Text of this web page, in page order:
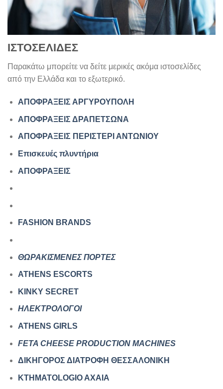
ΙΣΤΟΣΕΛΙΔΕΣ
Παρακάτω μπορείτε να δείτε μερικές ακόμα ιστοσελίδες
από την Ελλάδα και το εξωτερικό.
ΑΠΟΦΡΑΞΕΙΣ ΑΡΓΥΡΟΥΠΟΛΗ
ΑΠΟΦΡΑΞΕΙΣ ΔΡΑΠΕΤΣΩΝΑ
ΑΠΟΦΡΑΞΕΙΣ ΠΕΡΙΣΤΕΡΙ ΑΝΤΩΝΙΟΥ
Επισκευές πλυντήρια
ΑΠΟΦΡΑΞΕΙΣ
FASHION BRANDS
ΘΩΡΑΚΙΣΜΕΝΕΣ ΠΟΡΤΕΣ
ATHENS ESCORTS
KINKY SECRET
ΗΛΕΚΤΡΟΛΟΓΟΙ
ATHENS GIRLS
FETA CHEESE PRODUCTION MACHINES
ΔΙΚΗΓΟΡΟΣ ΔΙΑΤΡΟΦΗ ΘΕΣΣΑΛΟΝΙΚΗ
KTHMATOLOGIO AXAIA